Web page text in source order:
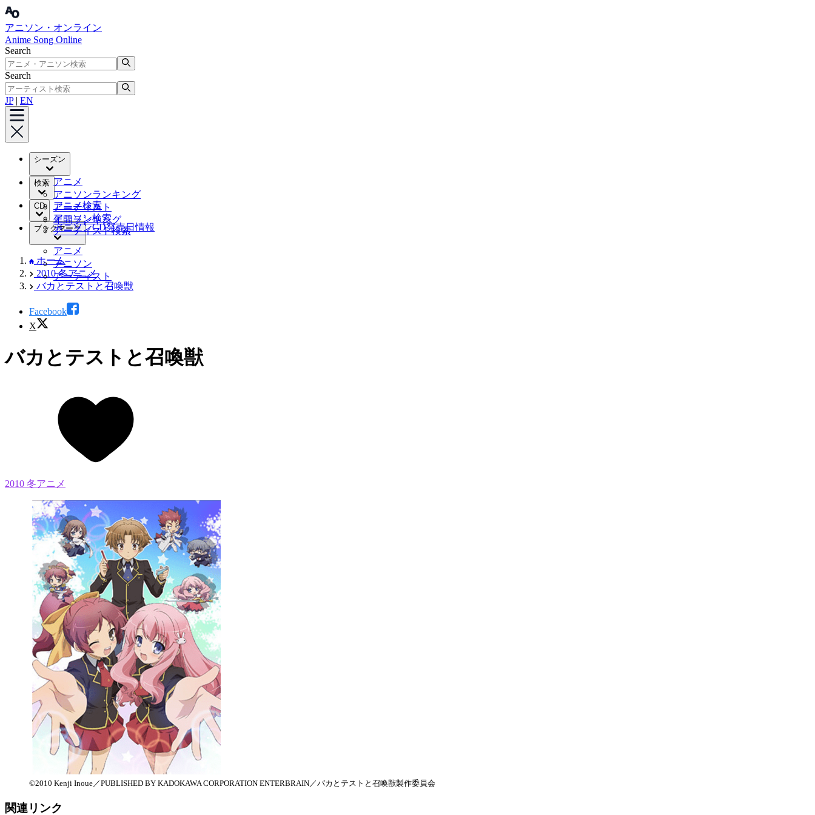
アニソン・オンライン
Anime Song Online
Search
Search
JP| EN
シーズン
アニメ
アニソンランキング
アーティスト
年間ランキング
検索
アニメ検索
アニソン検索
アーティスト検索
CD
アニソンCD発売日情報
ブックマーク
アニメ
アニソン
アーティスト
ホーム
2010 冬アニメ
バカとテストと召喚獣
Facebook
X
バカとテストと召喚獣
2010 冬アニメ
©2010 Kenji Inoue／PUBLISHED BY KADOKAWA CORPORATION ENTERBRAIN／バカとテストと召喚獣製作委員会
関連リンク